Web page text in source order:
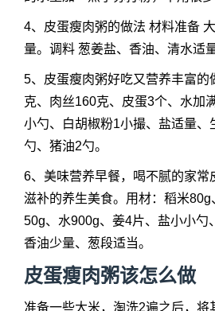
4、皮蛋瘦肉粥的做法 材料准备
量。调料 葱姜盐、香油、清水适量
5、皮蛋瘦肉粥好吃又营养丰富的
克、肉丝160克、皮蛋3个、水加
小勺、白胡椒粉1小撮、盐适量、
勺、猪油2勺。
6、美味营养早餐，喝不腻的家常
滋补的养生美食。用材：稻米
50g、水900g、姜4片、盐小小勺
香油少量、葱段适当。
皮蛋瘦肉粥该怎么做
准备一些大米，淘洗2遍之后，将